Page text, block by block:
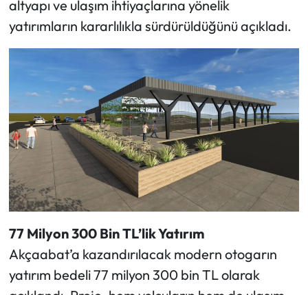
altyapı ve ulaşım ihtiyaçlarına yönelik
yatırımların kararlılıkla sürdürüldüğünü açıkladı.
77 Milyon 300 Bin TL’lik Yatırım
Akçaabat’a kazandırılacak modern otogarın
yatırım bedeli 77 milyon 300 bin TL olarak